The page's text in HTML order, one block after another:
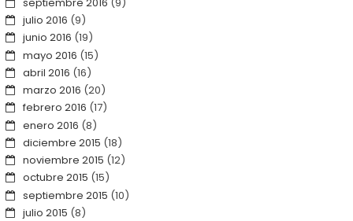
julio 2016 (9)
junio 2016 (19)
mayo 2016 (15)
abril 2016 (16)
marzo 2016 (20)
febrero 2016 (17)
enero 2016 (8)
diciembre 2015 (18)
noviembre 2015 (12)
octubre 2015 (15)
septiembre 2015 (10)
julio 2015 (8)